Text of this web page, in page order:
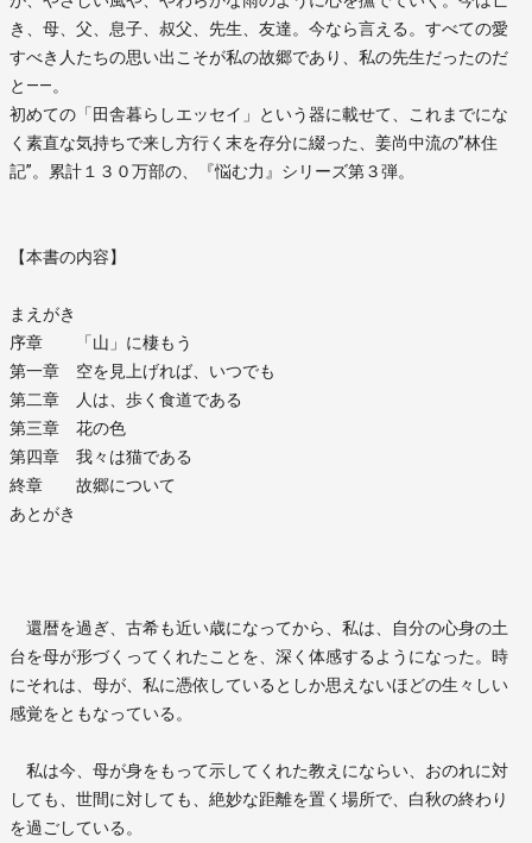
き、母、父、息子、叔父、先生、友達。今なら言える。すべての愛
すべき人たちの思い出こそが私の故郷であり、私の先生だったのだ
と――。
初めての「田舎暮らしエッセイ」という器に載せて、これまでにな
く素直な気持ちで来し方行く末を存分に綴った、姜尚中流の”林住
記”。累計１３０万部の、『悩む力』シリーズ第３弾。
【本書の内容】
まえがき
序章 「山」に棲もう
第一章 空を見上げれば、いつでも
第二章 人は、歩く食道である
第三章 花の色
第四章 我々は猫である
終章 故郷について
あとがき
還暦を過ぎ、古希も近い歳になってから、私は、自分の心身の土
台を母が形づくってくれたことを、深く体感するようになった。時
にそれは、母が、私に憑依しているとしか思えないほどの生々しい
感覚をともなっている。
私は今、母が身をもって示してくれた教えにならい、おのれに対
しても、世間に対しても、絶妙な距離を置く場所で、白秋の終わり
を過ごしている。